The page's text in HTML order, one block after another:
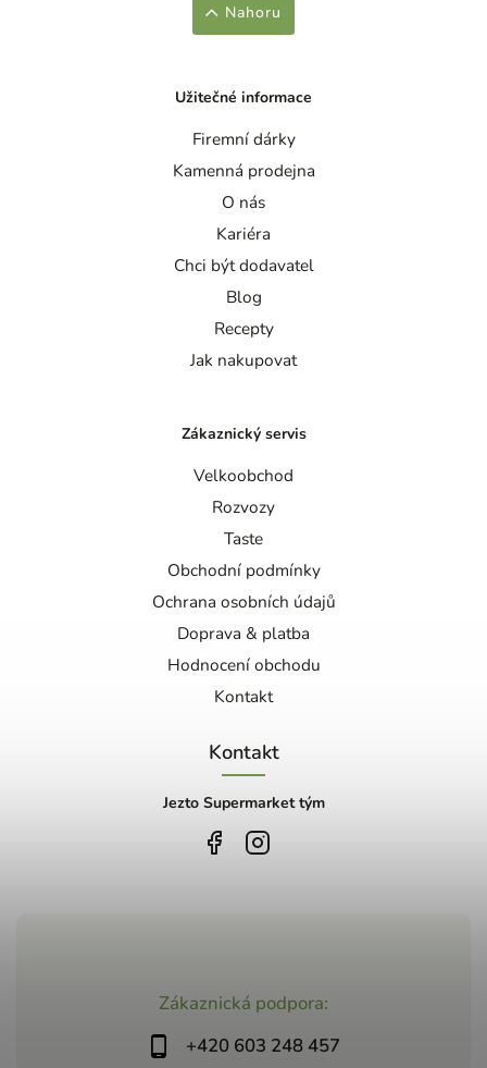
Nahoru
Zákaznická podpora:
+420 603 248 457
Užitečné informace
Firemní dárky
Kamenná prodejna
O nás
Kariéra
Chci být dodavatel
Blog
Recepty
Jak nakupovat
Zákaznický servis
Velkoobchod
Rozvozy
Taste
Obchodní podmínky
Ochrana osobních údajů
Doprava & platba
Hodnocení obchodu
Kontakt
Kontakt
Jezto Supermarket tým